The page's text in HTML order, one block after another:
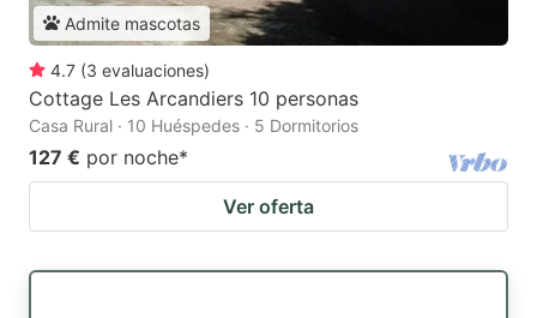
Admite mascotas
4.7 (3 evaluaciones)
Cottage Les Arcandiers 10 personas
Casa Rural · 10 Huéspedes · 5 Dormitorios
127 € por noche*
Ver oferta